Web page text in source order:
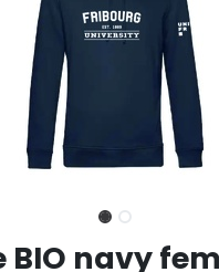
BIO navy